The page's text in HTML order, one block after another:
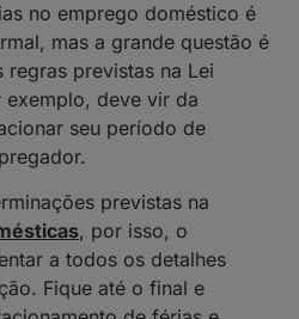
no emprego doméstico é
mas a grande questão é
regras previstas na Lei
exemplo, deve vir da
seu período de
previstas na
, por isso, o
a todos os detalhes
Fique até o final e